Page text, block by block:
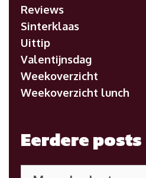
Reviews
Sinterklaas
Uittip
Valentijnsdag
Weekoverzicht
Weekoverzicht lunch
Eerdere posts